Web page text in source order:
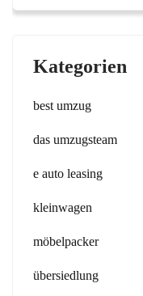
Kategorien
best umzug
das umzugsteam
e auto leasing
kleinwagen
möbelpacker
übersiedlung